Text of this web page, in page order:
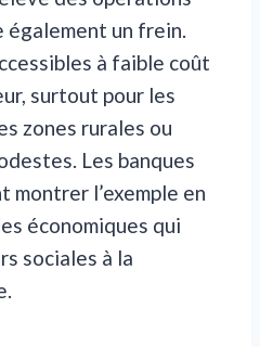
également un frein.
à faible coût
surtout pour les
zones rurales ou
Les banques
l’exemple en
économiques qui
sociales à la